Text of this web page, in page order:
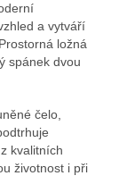
a vytváří
ložná
spánek dvou
čelo,
kvalitních
životnost i při